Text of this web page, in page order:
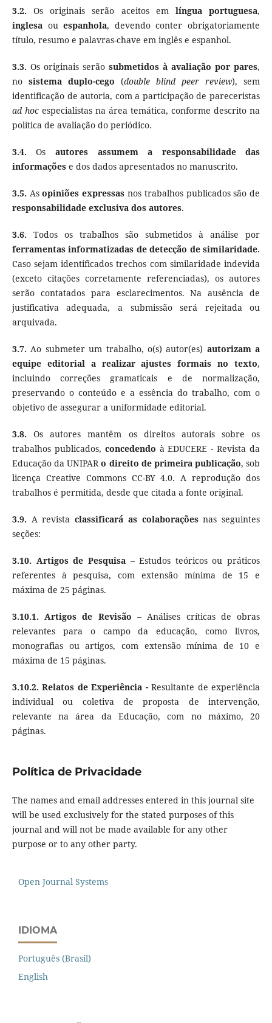
3.2. Os originais serão aceitos em língua portuguesa,
inglesa ouespanhola, devendo conter obrigatoriamente
título, resumo e palavras-chave em inglês e espanhol.
3.3. Os originais serão submetidos à avaliação por pares,
no sistema duplo-cego (double blind peer review), sem
identificação de autoria, com a participação de pareceristas
ad hocespecialistas na área temática, conforme descrito na
política de avaliação do periódico.
3.4. Os autores assumem a responsabilidade das
informações e dos dados apresentados no manuscrito.
3.5. Asopiniões expressas nos trabalhos publicados são de
responsabilidade exclusiva dos autores.
3.6. Todos os trabalhos são submetidos à análise por
ferramentas informatizadas de detecção de similaridade.
Caso sejam identificados trechos com similaridade indevida
(exceto citações corretamente referenciadas), os autores
serão contatados para esclarecimentos. Na ausência de
justificativa adequada, a submissão será rejeitada ou
arquivada.
3.7. Ao submeter um trabalho, o(s) autor(es) autorizam a
equipe editorial a realizar ajustes formais no texto,
incluindo correções gramaticais e de normalização,
preservando o conteúdo e a essência do trabalho, com o
objetivo de assegurar a uniformidade editorial.
3.8. Os autores mantêm os direitos autorais sobre os
trabalhos publicados, concedendo à EDUCERE - Revista da
Educação da UNIPARo direito de primeira publicação, sob
licença Creative Commons CC-BY 4.0. A reprodução dos
trabalhos é permitida, desde que citada a fonte original.
3.9. A revistaclassificará as colaboraçõesnas seguintes
seções:
3.10. Artigos de Pesquisa – Estudos teóricos ou práticos
referentes à pesquisa, com extensão mínima de 15 e
máxima de 25 páginas.
3.10.1. Artigos de Revisão– Análises críticas de obras
relevantes para o campo da educação, como livros,
monografias ou artigos, com extensão mínima de 10 e
máxima de 15 páginas.
3.10.2. Relatos de Experiência -Resultante de experiência
individual ou coletiva de proposta de intervenção,
relevante na área da Educação, com no máximo, 20
páginas.
Política de Privacidade
The names and email addresses entered in this journal site
will be used exclusively for the stated purposes of this
journal and will not be made available for any other
purpose or to any other party.
Open Journal Systems
IDIOMA
Português (Brasil)
English